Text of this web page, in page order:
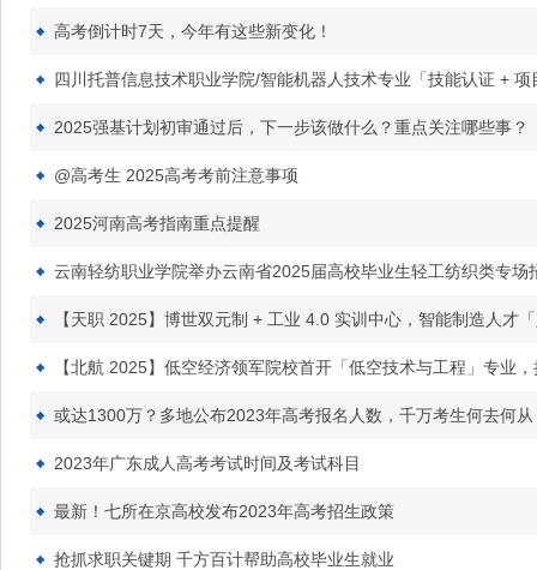
高考倒计时7天，今年有这些新变化！
四川托普信息技术职业学院/智能机器人技术专业「技能认证 +
2025强基计划初审通过后，下一步该做什么？重点关注哪些事？
@高考生 2025高考考前注意事项
2025河南高考指南重点提醒
云南轻纺职业学院举办云南省2025届高校毕业生轻工纺织类专场
【天职 2025】博世双元制 + 工业 4.0 实训中心，智能制造人才
【北航 2025】低空经济领军院校首开「低空技术与工程」专业
或达1300万？多地公布2023年高考报名人数，千万考生何去何从
2023年广东成人高考考试时间及考试科目
最新！七所在京高校发布2023年高考招生政策
抢抓求职关键期 千方百计帮助高校毕业生就业